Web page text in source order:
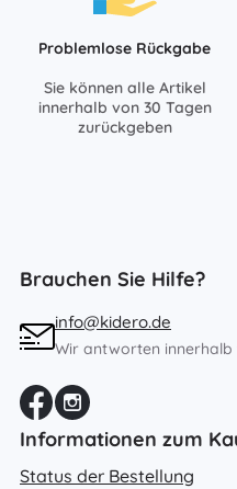
Problemlose Rückgabe
Sie können alle Artikel
innerhalb von 30 Tagen
zurückgeben
Brauchen Sie Hilfe?
info@kidero.de
Wir antworten innerhalb
Informationen zum
Status der Bestellung